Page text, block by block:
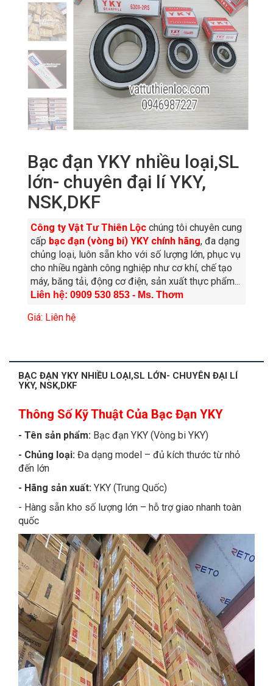
Bạc đạn YKY nhiều loại,SL
lớn- chuyên đại lí YKY,
NSK,DKF
Công ty Vật Tư Thiên Lộc chúng tôi chuyên cung
cấp bạc đạn (vòng bi) YKY chính hãng, đa dạng
chủng loại, luôn sẵn kho với số lượng lớn, phục vụ
cho nhiều ngành công nghiệp như cơ khí, chế tạo
máy, băng tải, động cơ điện, sản xuất thực phẩm...
Liên hệ: 0909 530 853 - Ms. Thơm
Giá: Liên hệ
BẠC ĐẠN YKY NHIỀU LOẠI,SL LỚN- CHUYÊN ĐẠI LÍ
YKY, NSK,DKF
Thông Số Kỹ Thuật Của Bạc Đạn YKY
- Tên sản phẩm: Bạc đạn YKY (Vòng bi YKY)
- Chủng loại: Đa dạng model – đủ kích thước từ nhỏ
đến lớn
- Hãng sản xuất: YKY (Trung Quốc)
- Hàng sẵn kho số lượng lớn – hỗ trợ giao nhanh toàn
quốc